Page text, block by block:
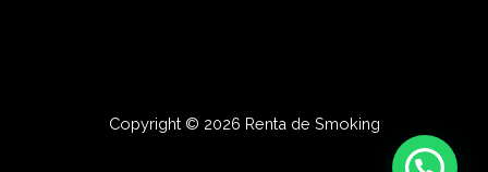
Copyright © 2026 Renta de Smoking